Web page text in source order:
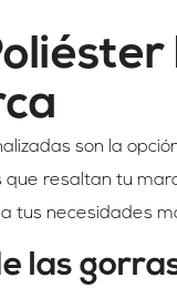
son la
resaltan tu
tus necesidades
las